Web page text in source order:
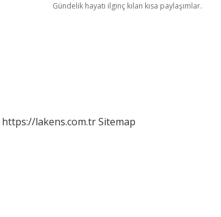
Gündelik hayatı ilginç kılan kısa paylaşımlar.
https://lakens.com.trSitemap